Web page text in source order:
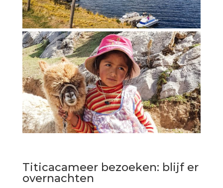
Titicacameer bezoeken: blijf er
overnachten